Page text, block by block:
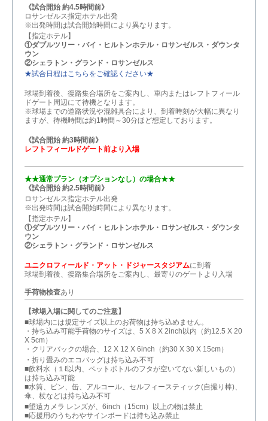
《試合開始 約4.5時間前》
ロサンゼルス指定ホテル出発
※出発時間は試合開始時間により異なります。
【指定ホテル】
①ダブルツリー・バイ・ヒルトンホテル・ロサンゼルス・ダウンタ
ウン
②シェラトン・グランド・ロサンゼルス
★試合日程はこちらをご確認ください★
球場到着後、復路集合場所をご案内し、車内またはレフトフィール
ドゲート周辺にて待機となります。
※球場までの道路状況や混雑具合により、到着時刻が大幅に異なり
ますが、待機時間は約1時間～30分ほど想定しております。
《試合開始 約3時間前》
レフトフィールドゲート前より入場
★★通常プラン（オプションなし）の場合★★
《試合開始 約2.5時間前》
ロサンゼルス指定ホテル出発
※出発時間は試合開始時間により異なります。
【指定ホテル】
①ダブルツリー・バイ・ヒルトンホテル・ロサンゼルス・ダウンタ
ウン
②シェラトン・グランド・ロサンゼルス
ユニクロフィールド・アット・ドジャースタジアムに到着
球場到着後、復路集合場所をご案内し、最寄りのゲートより入場
手荷物検査あり
【球場入場に関してのご注意】
■球場内には規定サイズ以上のお荷物は持ち込めません。
・持ち込み可能手荷物のサイズは、5 X 8 X 2inch以内（約12.5 X 20
X 5cm）
・クリアバックの場合、12 X 12 X 6inch（約30 X 30 X 15cm）
・折り畳みのエコバッグは持ち込み不可
■飲料水（１ℓ以内、ペットボトルのフタが空いてない新しいもの）
は持ち込み可能
■水筒、ビン、缶、アルコール、セルフィースティック(自撮り棒)、
傘、杖などは持ち込み不可
■望遠カメラ レンズが、6inch（15cm）以上の物は禁止
■応援用のうちわやサインボードは持ち込み禁止